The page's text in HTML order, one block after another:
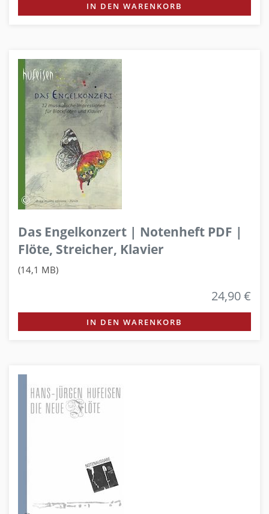
IN DEN WARENKORB
Das Engelkonzert | Notenheft PDF |
Flöte, Streicher, Klavier
(14,1 MB)
24,90 €
IN DEN WARENKORB